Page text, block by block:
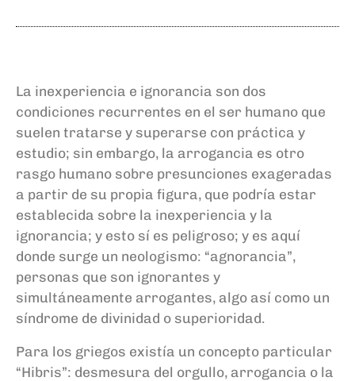
La inexperiencia e ignorancia son dos
condiciones recurrentes en el ser humano que
suelen tratarse y superarse con práctica y
estudio; sin embargo, la arrogancia es otro
rasgo humano sobre presunciones exageradas
a partir de su propia figura, que podría estar
establecida sobre la inexperiencia y la
ignorancia; y esto sí es peligroso; y es aquí
donde surge un neologismo: “agnorancia”,
personas que son ignorantes y
simultáneamente arrogantes, algo así como un
síndrome de divinidad o superioridad.
Para los griegos existía un concepto particular
“Hibris”: desmesura del orgullo, arrogancia o la